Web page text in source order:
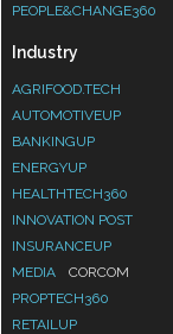
PEOPLE&CHANGE360
Industry
AGRIFOOD.TECH
AUTOMOTIVEUP
BANKINGUP
ENERGYUP
HEALTHTECH360
INNOVATION POST
INSURANCEUP
MEDIA
CORCOM
PROPTECH360
RETAILUP